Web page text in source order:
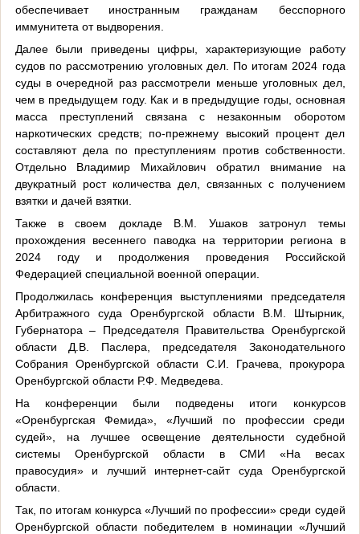
обеспечивает иностранным гражданам бесспорного
иммунитета от выдворения.
Далее были приведены цифры, характеризующие работу
судов по рассмотрению уголовных дел. По итогам 2024 года
суды в очередной раз рассмотрели меньше уголовных дел,
чем в предыдущем году. Как и в предыдущие годы, основная
масса преступлений связана с незаконным оборотом
наркотических средств; по-прежнему высокий процент дел
составляют дела по преступлениям против собственности.
Отдельно Владимир Михайлович обратил внимание на
двукратный рост количества дел, связанных с получением
взятки и дачей взятки.
Также в своем докладе В.М. Ушаков затронул темы
прохождения весеннего паводка на территории региона в
2024 году и продолжения проведения Российской
Федерацией специальной военной операции.
Продолжилась конференция выступлениями председателя
Арбитражного суда Оренбургской области В.М. Штырник,
Губернатора – Председателя Правительства Оренбургской
области Д.В. Паслера, председателя Законодательного
Собрания Оренбургской области С.И. Грачева, прокурора
Оренбургской области Р.Ф. Медведева.
На конференции были подведены итоги конкурсов
«Оренбургская Фемида», «Лучший по профессии среди
судей», на лучшее освещение деятельности судебной
системы Оренбургской области в СМИ «На весах
правосудия» и лучший интернет-сайт суда Оренбургской
области.
Так, по итогам конкурса «Лучший по профессии» среди судей
Оренбургской области победителем в номинации «Лучший